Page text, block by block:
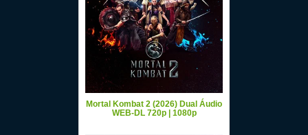
Mortal Kombat 2 (2026) Dual Áudio
WEB-DL 720p | 1080p